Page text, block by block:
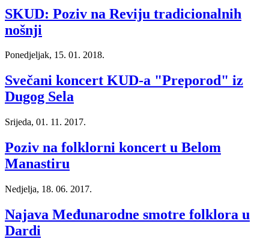
SKUD: Poziv na Reviju tradicionalnih
nošnji
Ponedjeljak, 15. 01. 2018.
Svečani koncert KUD-a "Preporod" iz
Dugog Sela
Srijeda, 01. 11. 2017.
Poziv na folklorni koncert u Belom
Manastiru
Nedjelja, 18. 06. 2017.
Najava Međunarodne smotre folklora u
Dardi